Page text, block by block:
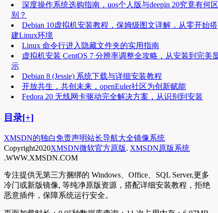
深度操作系统选购指南，uos个人版与deepin 20究竟有何区
别？
Debian 10虚拟机安装教程，保姆级图文详解，从零开始搭
建Linux环境
Linux 命令行进入隐藏文件夹的实用指南
虚拟机安装 CentOS 7 分辨率调整全攻略，从安装到完美
示
Debian 8 (Jessie) 系统下载与详细安装教程
开放共生，共创未来，openEuler社区为创新赋能
Fedora 20 无线网卡驱动完全解决方案，从识别到安装
目录[+]
XMSDN的独白免责声明站长导航大全镜像系统
Copyright2020XMSDN微软官方原版. XMSDN原版系统
.WWW.XMSDN.COM
专注提供无第三方捆绑的 Windows、Office、SQL Server,更多
冷门或新版镜像, 等纯净原版资源，搭配详细安装教程，拒绝
恶意插件，保障系统运行安全。